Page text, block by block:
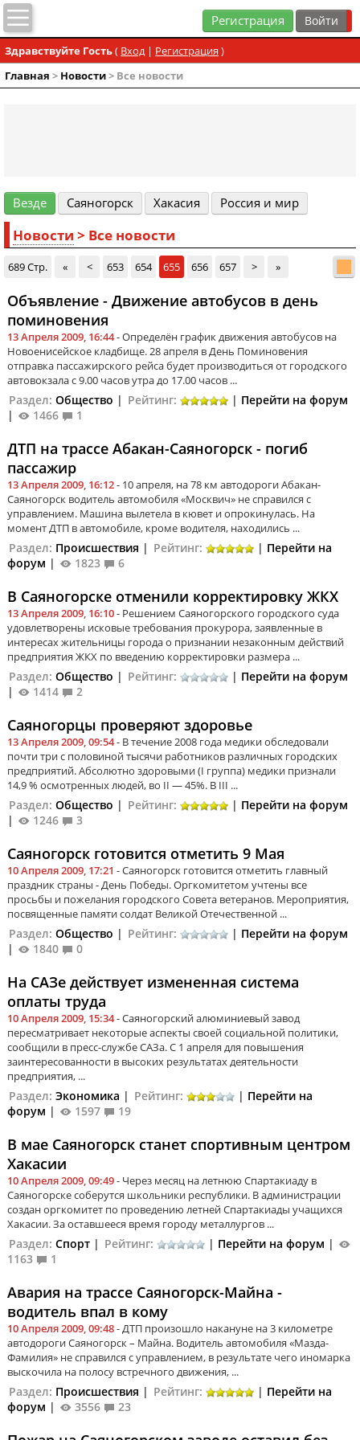
Регистрация
Здравствуйте Гость( Вход| Регистрация )
Главная > Новости> Все новости
Везде Cаяногорск Хакасия Россия и мир
Новости > Все новости
689 Стр. « < 653 654 655 656 657 > »
Объявление - Движение автобусов в день
поминовения
13 Апреля 2009, 16:44- Определён график движения автобусов на
Новоенисейское кладбище. 28 апреля в День Поминовения
отправка пассажирского рейса будет производиться от городского
автовокзала с 9.00 часов утра до 17.00 часов ...
Раздел: Общество | Рейтинг: | Перейти на форум
|
1466 1
ДТП на трассе Абакан-Саяногорск - погиб
пассажир
13 Апреля 2009, 16:12- 10 апреля, на 78 км автодороги Абакан-
Саяногорск водитель автомобиля «Москвич» не справился с
управлением. Машина вылетела в кювет и опрокинулась. На
момент ДТП в автомобиле, кроме водителя, находились ...
Раздел: Происшествия | Рейтинг: | Перейти на
форум | 1823 6
В Саяногорске отменили корректировку ЖКХ
13 Апреля 2009, 16:10- Решением Саяногорского городского суда
удовлетворены исковые требования прокурора, заявленные в
интересах жительницы города о признании незаконным действий
предприятия ЖКХ по введению корректировки размера ...
Раздел: Общество | Рейтинг: | Перейти на форум
|
1414 2
Саяногорцы проверяют здоровье
13 Апреля 2009, 09:54- В течение 2008 года медики обследовали
почти три с половиной тысячи работников различных городских
предприятий. Абсолютно здоровыми (I группа) медики признали
14,9 % осмотренных людей, во II — 45%. В III ...
Раздел: Общество | Рейтинг: | Перейти на форум
|
1246 3
Саяногорск готовится отметить 9 Мая
10 Апреля 2009, 17:21 - Саяногорск готовится отметить главный
праздник страны - День Победы. Оргкомитетом учтены все
просьбы и пожелания городского Совета ветеранов. Мероприятия,
посвященные памяти солдат Великой Отечественной ...
Раздел: Общество | Рейтинг: | Перейти на форум
|
1840 0
На САЗе действует измененная система
оплаты труда
10 Апреля 2009, 15:34- Саяногорский алюминиевый завод
пересматривает некоторые аспекты своей социальной политики,
сообщили в пресс-службе САЗа. С 1 апреля для повышения
заинтересованности в высоких результатах деятельности
предприятия, ...
Раздел: Экономика | Рейтинг: | Перейти на
форум | 1597 19
В мае Саяногорск станет спортивным центром
Хакасии
10 Апреля 2009, 09:49- Через месяц на летнюю Спартакиаду в
Саяногорске соберутся школьники республики. В администрации
создан оргкомитет по проведению летней Спартакиады учащихся
Хакасии. За оставшееся время городу металлургов ...
Раздел: Спорт | Рейтинг: | Перейти на форум |
1163
1
Авария на трассе Саяногорск-Майна -
водитель впал в кому
10 Апреля 2009, 09:48- ДТП произошло накануне на 3 километре
автодороги Саяногорск – Майна. Водитель автомобиля «Мазда-
Фамилия» не справился с управлением, в результате чего иномарка
выскочила на полосу встречного движения, ...
Раздел: Происшествия | Рейтинг: | Перейти на
форум | 3556 23